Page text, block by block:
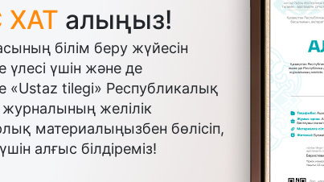
алыңыз!
білім беру жүйесін
үшін және де
«Ustaz tilegi» Республикалық
желілік
материалыңызбен бөлісіп,
алғыс білдіреміз!